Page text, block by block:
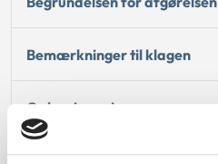
Bemærkninger til klagen
Oplysninger i sagen